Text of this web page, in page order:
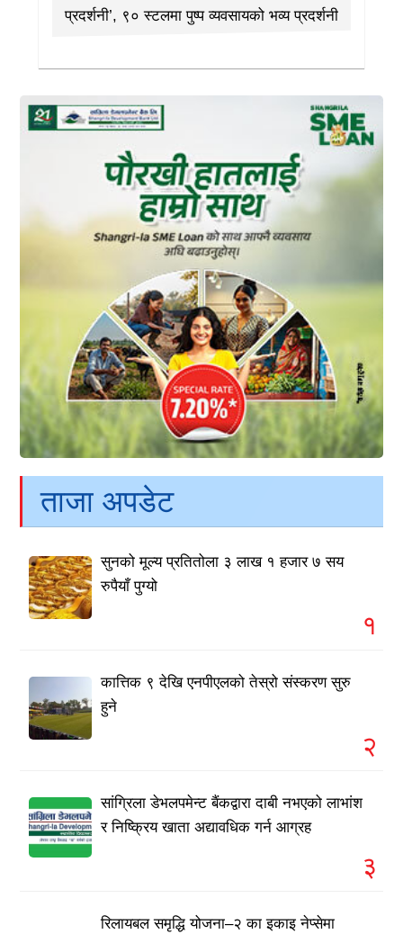
प्रदर्शनी’, ९० स्टलमा पुष्प व्यवसायको भव्य प्रदर्शनी
ताजा अपडेट
सुनको मूल्य प्रतितोला ३ लाख १ हजार ७ सय
रुपैयाँ पुग्यो
१
कात्तिक ९ देखि एनपीएलको तेस्रो संस्करण सुरु
हुने
२
सांग्रिला डेभलपमेन्ट बैंकद्वारा दाबी नभएको लाभांश
र निष्क्रिय खाता अद्यावधिक गर्न आग्रह
३
रिलायबल समृद्धि योजना–२ का इकाइ नेप्सेमा